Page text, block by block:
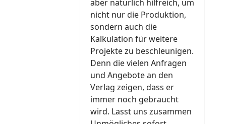
aber natürlich hilfreich, um
nicht nur die Produktion,
sondern auch die
Kalkulation für weitere
Projekte zu beschleunigen.
Denn die vielen Anfragen
und Angebote an den
Verlag zeigen, dass er
immer noch gebraucht
wird. Lasst uns zusammen